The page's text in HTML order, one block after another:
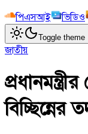
পিএসআই
ভিডিও
Toggle theme
জাতীয়
বিচ্ছিন্নের